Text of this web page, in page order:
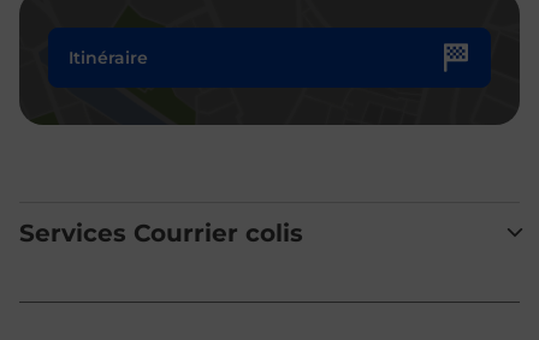
Itinéraire
Services Courrier colis